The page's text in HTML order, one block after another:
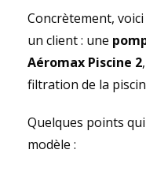
Concrètement, voici
un client : une
Aéromax Piscine 2
filtration de la
Quelques points
modèle :